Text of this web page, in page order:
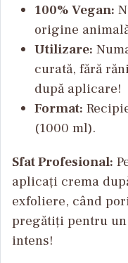
100% Vegan:
origine
Utilizare:
curată, fără
după aplicare!
Format:
(1000 ml).
Sfat Profesional:
aplicați crema
exfoliere, când
pregătiți pentru
intens!